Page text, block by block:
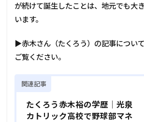
が続けて誕生したことは、地元でも大
います。
▶赤木さん（たくろう）の記事につい
ご覧ください。
関連記事
たくろう赤木裕の学歴｜光泉
カトリック高校で野球部マネ